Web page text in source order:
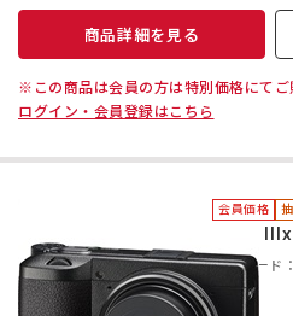
商品詳細を見る
※この商品は会員の方は特別価格にてご
ログイン・会員登録はこちら
会員価格
＊GR
商品コード